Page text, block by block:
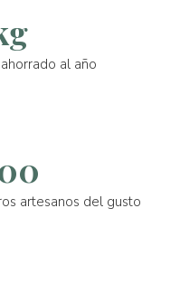
al año
artesanos del gusto